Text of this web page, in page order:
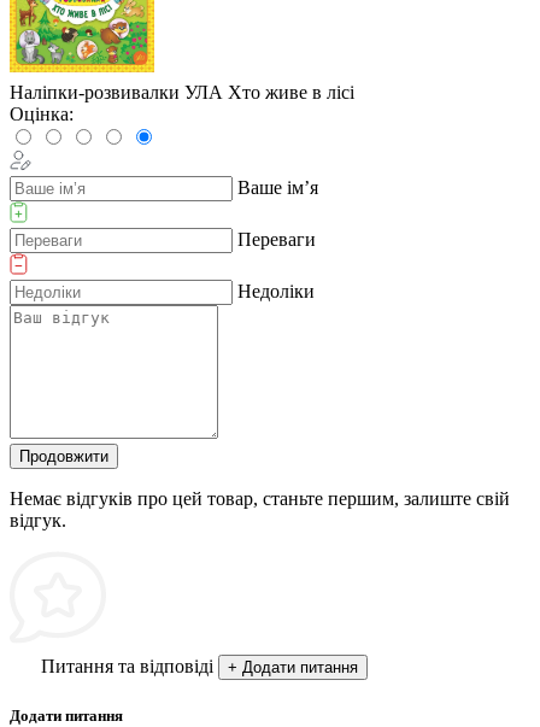
Наліпки-розвивалки УЛА Хто живе в лісі
Оцінка:
Ваше ім’я
Переваги
Недоліки
Продовжити
Немає відгуків про цей товар, станьте першим, залиште свій
відгук.
Питання та відповіді + Додати питання
Додати питання